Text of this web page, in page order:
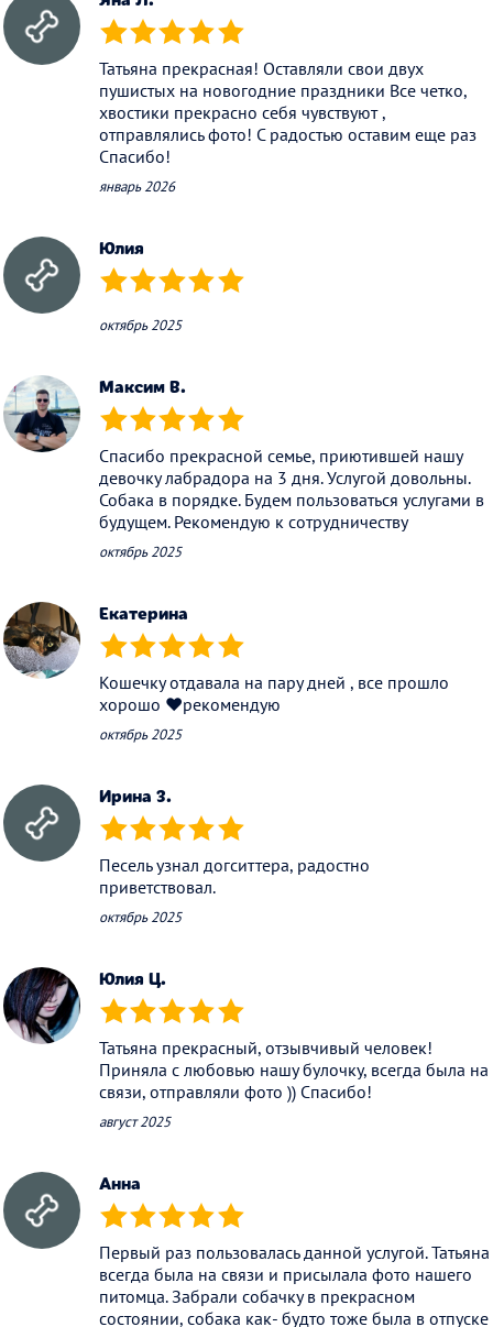
(*) (*) (*) (*) (*)
Татьяна прекрасная! Оставляли свои двух
пушистых на новогодние праздники Все четко,
хвостики прекрасно себя чувствуют ,
отправлялись фото! С радостью оставим еще раз
Спасибо!
январь 2026
Юлия
(*) (*) (*) (*) (*)
октябрь 2025
Максим В.
(*) (*) (*) (*) (*)
Спасибо прекрасной семье, приютившей нашу
девочку лабрадора на 3 дня. Услугой довольны.
Собака в порядке. Будем пользоваться услугами в
будущем. Рекомендую к сотрудничеству
октябрь 2025
Екатерина
(*) (*) (*) (*) (*)
Кошечку отдавала на пару дней , все прошло
хорошо ♥️рекомендую
октябрь 2025
Ирина З.
(*) (*) (*) (*) (*)
Песель узнал догситтера, радостно
приветствовал.
октябрь 2025
Юлия Ц.
(*) (*) (*) (*) (*)
Татьяна прекрасный, отзывчивый человек!
Приняла с любовью нашу булочку, всегда была на
связи, отправляли фото )) Спасибо!
август 2025
Анна
(*) (*) (*) (*) (*)
Первый раз пользовалась данной услугой. Татьяна
всегда была на связи и присылала фото нашего
питомца. Забрали собачку в прекрасном
состоянии, собака как- будто тоже была в отпуске